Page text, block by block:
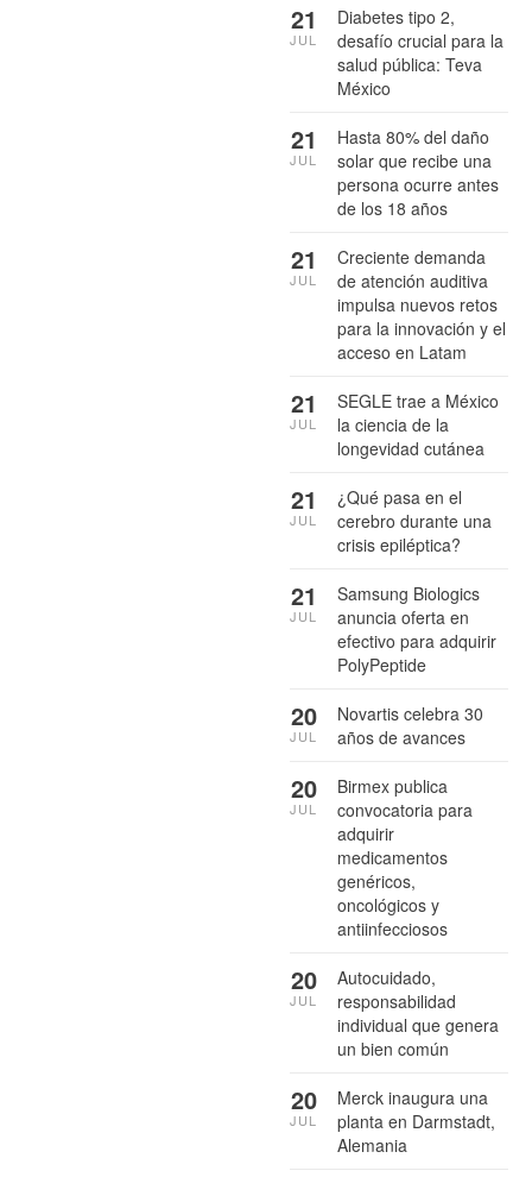
Diabetes tipo 2,
desafío crucial para la
salud pública: Teva
México
21
JUL
Hasta 80% del daño
solar que recibe una
persona ocurre antes
de los 18 años
21
JUL
Creciente demanda
de atención auditiva
impulsa nuevos retos
para la innovación y el
acceso en Latam
21
JUL
SEGLE trae a México
la ciencia de la
longevidad cutánea
21
JUL
¿Qué pasa en el
cerebro durante una
crisis epiléptica?
21
JUL
Samsung Biologics
anuncia oferta en
efectivo para adquirir
PolyPeptide
21
JUL
Novartis celebra 30
años de avances
20
JUL
Birmex publica
convocatoria para
adquirir
medicamentos
genéricos,
oncológicos y
antiinfecciosos
20
JUL
Autocuidado,
responsabilidad
individual que genera
un bien común
20
JUL
Merck inaugura una
planta en Darmstadt,
Alemania
20
JUL